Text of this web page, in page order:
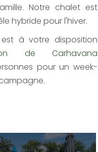
Notre chalet est
hybride pour l'hiver.
est à votre disposition
de Carhavana
pour un week-